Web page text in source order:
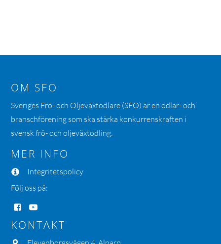
OM SFO
Sveriges Frö- och Oljeväxtodlare (SFO) är en odlar- och
branschförening som ska stärka konkurrenskraften i
svensk frö- och oljeväxtodling.
MER INFO
Integritetspolicy
Följ oss på:
KONTAKT